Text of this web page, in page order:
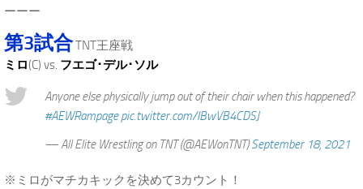
ーーー
第3試合TNT王座戦
ミロ(C) vs. フエゴ･デル･ソル
Anyone else physically jump out of their chair when this happened?
#AEWRampage pic.twitter.com/IBwVB4CDSJ
— All Elite Wrestling on TNT (@AEWonTNT)September 18, 2021
※ミロがマチカキックを決めて3カウント！